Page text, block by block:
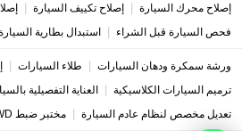
إصلاح محرك السيارة إصلاح تكييف السيارة
فحص السيارة قبل الشراء استبدال بطارية
ورشة سمكرة ودهان السيارات طلاء السيارات
ترميم السيارات الكلاسيكية العناية التفصيلية
تعديل مخصص لنظام عادم السيارة مختبر ضبط 4WD